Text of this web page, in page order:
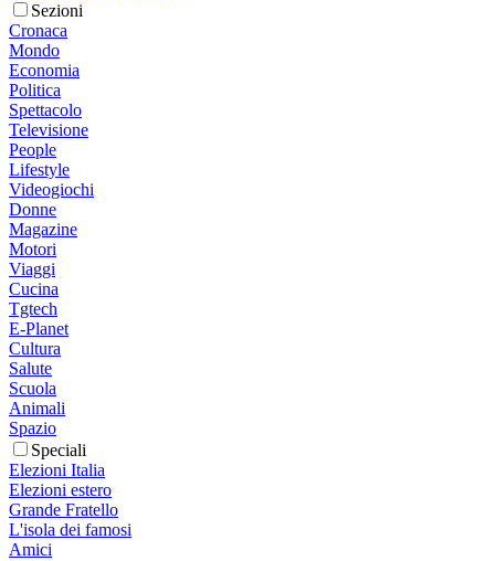
Sezioni
Cronaca
Mondo
Economia
Politica
Spettacolo
Televisione
People
Lifestyle
Videogiochi
Donne
Magazine
Motori
Viaggi
Cucina
Tgtech
E-Planet
Cultura
Salute
Scuola
Animali
Spazio
Speciali
Elezioni Italia
Elezioni estero
Grande Fratello
L'isola dei famosi
Amici